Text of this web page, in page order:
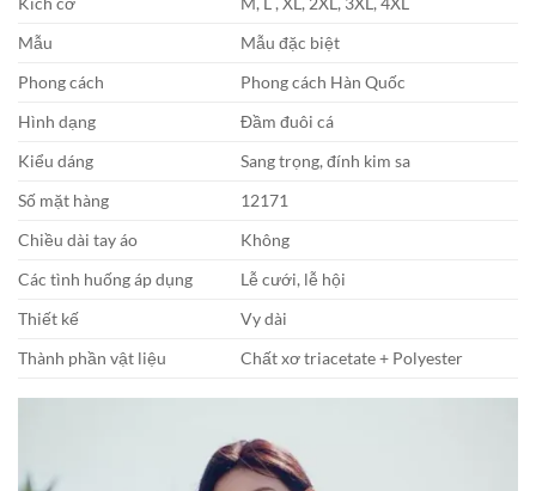
Mẫu
Mẫu đặc biệt
Phong cách
Phong cách Hàn Quốc
Hình dạng
Đầm đuôi cá
Kiểu dáng
Sang trọng, đính kim sa
Số mặt hàng
12171
Chiều dài tay áo
Không
Các tình huống áp dụng
Lễ cưới, lễ hội
Thiết kế
Vy dài
Thành phần vật liệu
Chất xơ triacetate + Polyester